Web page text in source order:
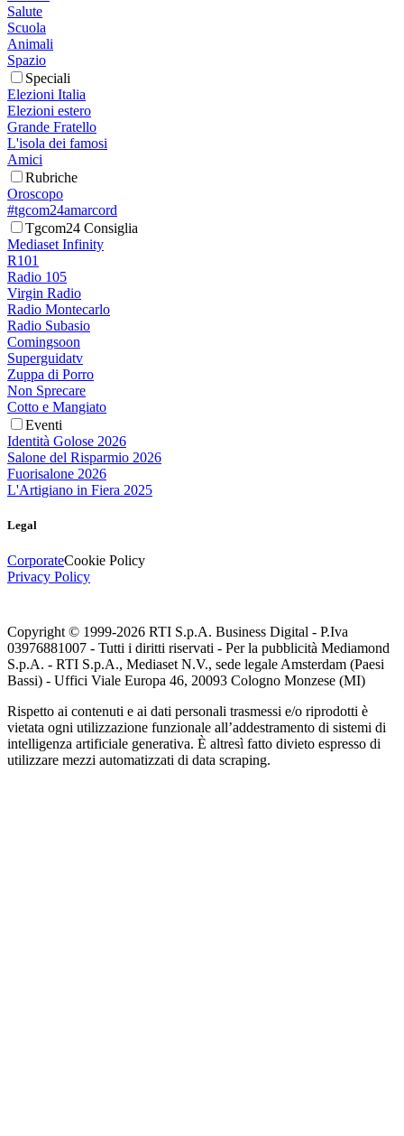
Salute
Scuola
Animali
Spazio
Speciali
Elezioni Italia
Elezioni estero
Grande Fratello
L'isola dei famosi
Amici
Rubriche
Oroscopo
#tgcom24amarcord
Tgcom24 Consiglia
Mediaset Infinity
R101
Radio 105
Virgin Radio
Radio Montecarlo
Radio Subasio
Comingsoon
Superguidatv
Zuppa di Porro
Non Sprecare
Cotto e Mangiato
Eventi
Identità Golose 2026
Salone del Risparmio 2026
Fuorisalone 2026
L'Artigiano in Fiera 2025
Legal
CorporateCookie Policy
Privacy Policy
Copyright © 1999-2026 RTI S.p.A. Business Digital - P.Iva
03976881007 - Tutti i diritti riservati - Per la pubblicità Mediamond
S.p.A. - RTI S.p.A., Mediaset N.V., sede legale Amsterdam (Paesi
Bassi) - Uffici Viale Europa 46, 20093 Cologno Monzese (MI)
Rispetto ai contenuti e ai dati personali trasmessi e/o riprodotti è
vietata ogni utilizzazione funzionale all’addestramento di sistemi di
intelligenza artificiale generativa. È altresì fatto divieto espresso di
utilizzare mezzi automatizzati di data scraping.